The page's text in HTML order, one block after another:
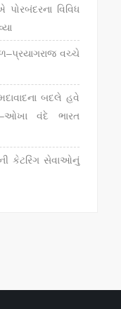
વિવિધ
વચ્ચે
બદલે હવે
વંદે ભારત
કેટરિંગ સેવાઓનું